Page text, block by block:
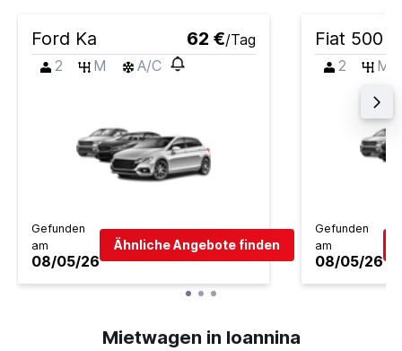
Ford Ka 62 €/Tag
2
M A/C
Gefunden
am
08/05/26
Ähnliche Angebote finden
Fiat 500
2 M
Gefunden
am
08/05/26
Mietwagen in Ioannina